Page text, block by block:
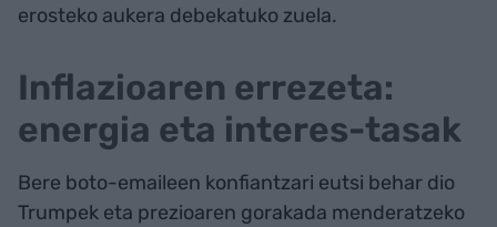
erosteko aukera debekatuko zuela.
Inflazioaren errezeta:
energia eta interes-tasak
Bere boto-emaileen konfiantzari eutsi behar dio
Trumpek eta prezioaren gorakada menderatzeko